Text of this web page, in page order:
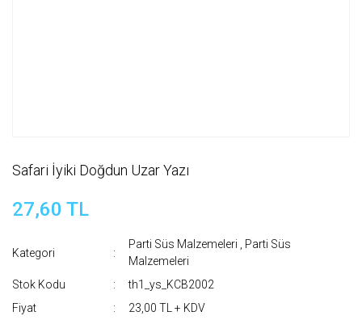
Safari İyiki Doğdun Uzar Yazı
27,60 TL
Kategori
Parti Süs Malzemeleri
Parti Süs
Malzemeleri
Stok Kodu
th1_ys_KCB2002
Fiyat
23,00 TL + KDV